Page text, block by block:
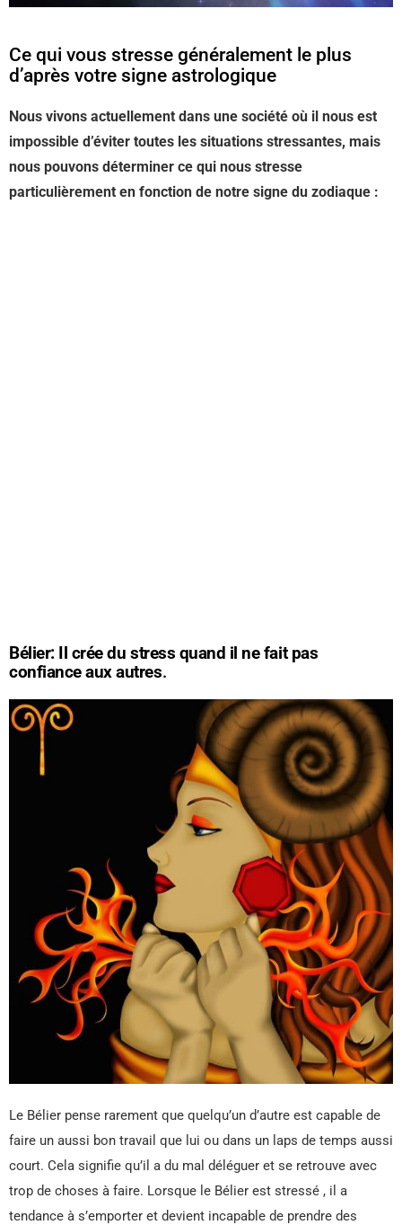
Ce qui vous stresse généralement le plus
d’après votre signe astrologique
Nous vivons actuellement dans une société où il nous est
impossible d’éviter toutes les situations stressantes, mais
nous pouvons déterminer ce qui nous stresse
particulièrement en fonction de notre signe du zodiaque :
Bélier: Il crée du stress quand il ne fait pas
confiance aux autres.
Le Bélier pense rarement que quelqu’un d’autre est capable de
faire un aussi bon travail que lui ou dans un laps de temps aussi
court. Cela signifie qu’il a du mal déléguer et se retrouve avec
trop de choses à faire. Lorsque le Bélier est stressé , il a
tendance à s’emporter et devient incapable de prendre des